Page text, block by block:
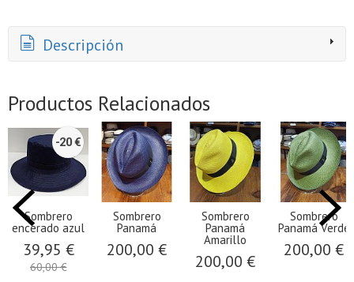
Descripción
Productos Relacionados
-20 €
Sombrero
encerado azul
39,95 €
60,00 €
Sombrero
Panamá
200,00 €
Sombrero
Panamá
Amarillo
200,00 €
Sombrero
Panamá Verde
200,00 €